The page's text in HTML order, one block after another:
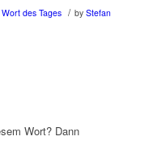
des Tages / by Stefan
Wort? Dann